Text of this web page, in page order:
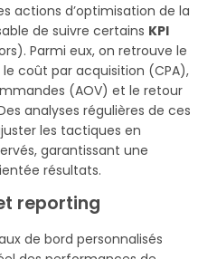
actions d’optimisation de la
de suivre certains KPI
Parmi eux, on retrouve le
coût par acquisition (CPA),
(AOV) et le retour
analyses régulières de ces
les tactiques en
garantissant une
résultats.
reporting
de bord personnalisés